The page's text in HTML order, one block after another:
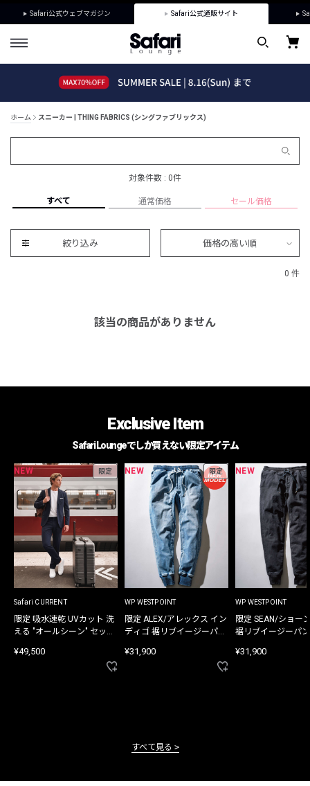
Safari公式ウェブマガジン Safari公式通販サイト
ホーム スニーカー | THING FABRICS (シングファブリックス)
対象件数 : 0件
すべて 通常価格 セール価格
絞り込み 価格の高い順
0 件
該当の商品がありません
Exclusive Item
Safari Loungeでしか買えない限定アイテム
NEW 限定
Safari CURRENT
限定 吸水速乾 UVカット 洗
える "オールシーン" セット
¥49,500
NEW 限定
WP WESTPOINT
限定 ALEX/アレックス イン
ディゴ 裾リブイージーパン
¥31,900
NEW
WP WESTPOINT
限定 SEAN/ショー
裾リブイージーパ
¥31,900
すべて見る